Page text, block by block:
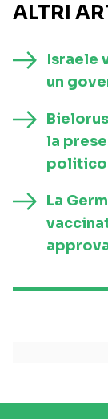
ALTRI
Israele
un
la
politico
La